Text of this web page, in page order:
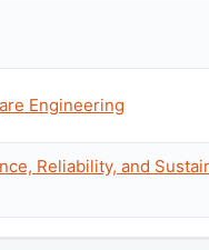
Engineering
Reliability, and